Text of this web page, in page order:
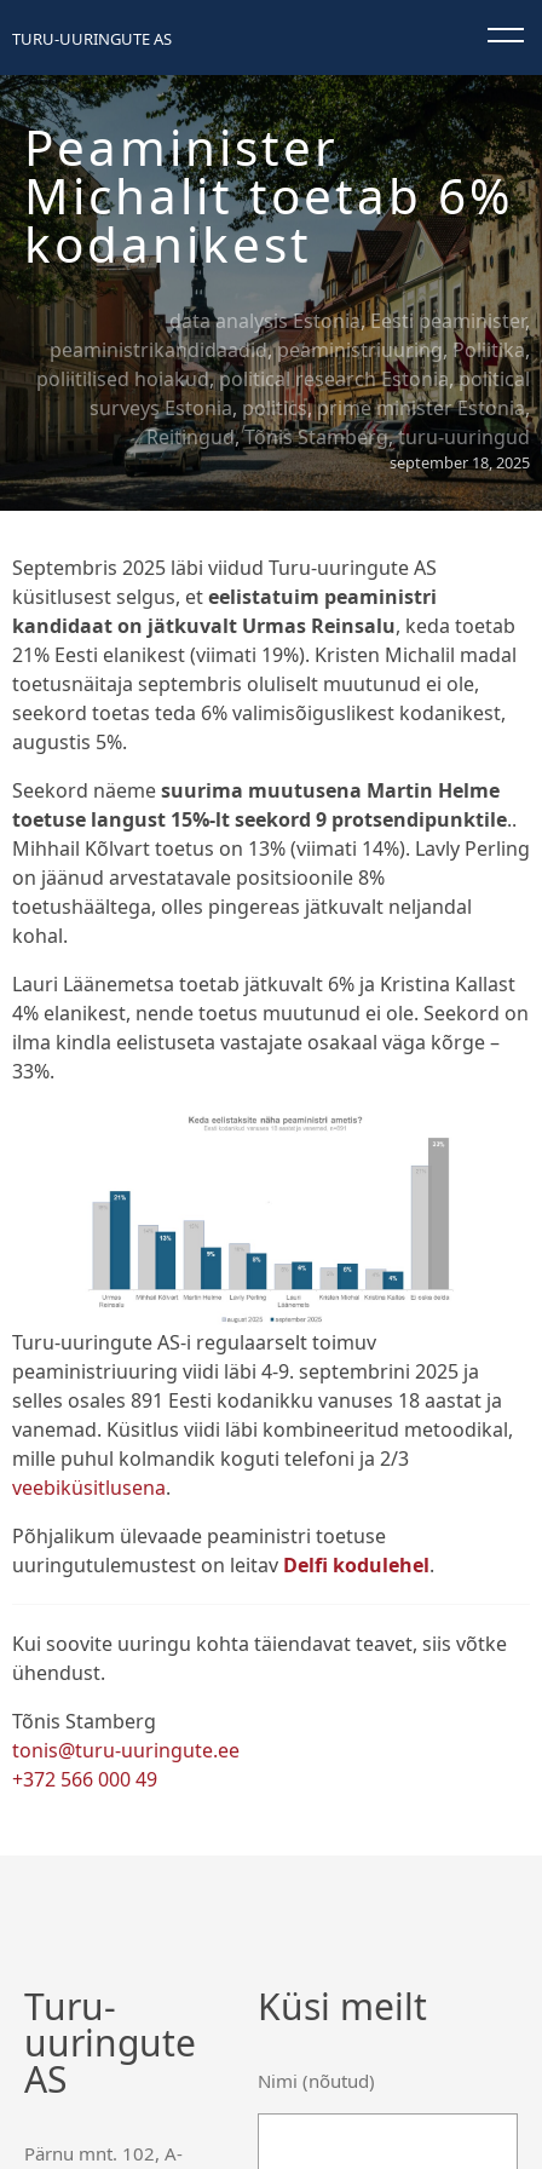
TURU-UURINGUTE AS
Peaminister
Michalit toetab 6%
kodanikest
data analysis Estonia,Eesti peaminister,
peaministrikandidaadid,peaministriuuring, Poliitika,
poliitilised hoiakud,political research Estonia,political
surveys Estonia, politics,prime minister Estonia,
Reitingud,Tõnis Stamberg,turu-uuringud
september 18, 2025
Septembris 2025 läbi viidud Turu-uuringute AS
küsitlusest selgus, eteelistatuim peaministri
kandidaat on jätkuvalt Urmas Reinsalu, keda toetab
21% Eesti elanikest (viimati 19%). Kristen Michalil madal
toetusnäitaja septembris oluliselt muutunud ei ole,
seekord toetas teda 6% valimisõiguslikest kodanikest,
augustis 5%.
Seekord näemesuurima muutusena Martin Helme
toetuse langust 15%-lt seekord 9 protsendipunktile..
Mihhail Kõlvart toetus on 13% (viimati 14%). Lavly Perling
on jäänud arvestatavale positsioonile 8%
toetushäältega, olles pingereas jätkuvalt neljandal
kohal.
Lauri Läänemetsa toetab jätkuvalt 6% ja Kristina Kallast
4% elanikest, nende toetus muutunud ei ole. Seekord on
ilma kindla eelistuseta vastajate osakaal väga kõrge –
33%.
Turu-uuringute AS-i regulaarselt toimuv
peaministriuuring viidi läbi 4-9. septembrini 2025 ja
selles osales 891 Eesti kodanikku vanuses 18 aastat ja
vanemad. Küsitlus viidi läbi kombineeritud metoodikal,
mille puhul kolmandik koguti telefoni ja 2/3
veebiküsitlusena.
Põhjalikum ülevaade peaministri toetuse
uuringutulemustest on leitav Delfi kodulehel.
Kui soovite uuringu kohta täiendavat teavet, siis võtke
ühendust.
Tõnis Stamberg
tonis@turu-uuringute.ee
+372 566 000 49
Turu-
uuringute
AS
Pärnu mnt. 102, A-
Küsi meilt
Nimi (nõutud)